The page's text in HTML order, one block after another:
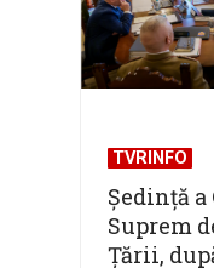
TVRINFO
Ședință
Suprem
Țării,